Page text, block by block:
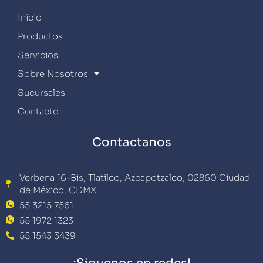
Inicio
Productos
Servicios
Sobre Nosotros
Sucursales
Contacto
Contactanos
Verbena 16-Bis, Tlatilco, Azcapotzalco, 02860 Ciudad
de México, CDMX
55 3215 7561
55 1972 1323
55 1543 3439